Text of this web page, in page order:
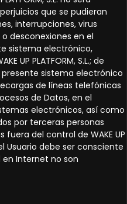
que se pudieran
interrupciones, virus
desconexiones en el
sistema electrónico,
UP PLATFORM, S.L.; de
sistema electrónico
de líneas telefónicas
de Datos, en el
electrónicos, así como
por terceras personas
del control de WAKE UP
el Usuario debe ser consciente
Internet no son